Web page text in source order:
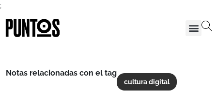
;
Notas relacionadas con el tag
cultura digital